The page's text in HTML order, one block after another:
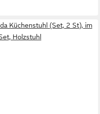
Küchenstuhl (Set, 2 St), im
Holzstuhl